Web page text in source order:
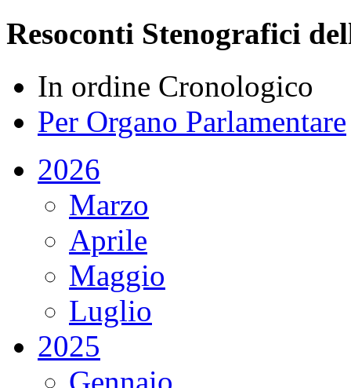
Resoconti Stenografici
In ordine Cronologico
Per Organo Parlamentare
2026
Marzo
Aprile
Maggio
Luglio
2025
Gennaio